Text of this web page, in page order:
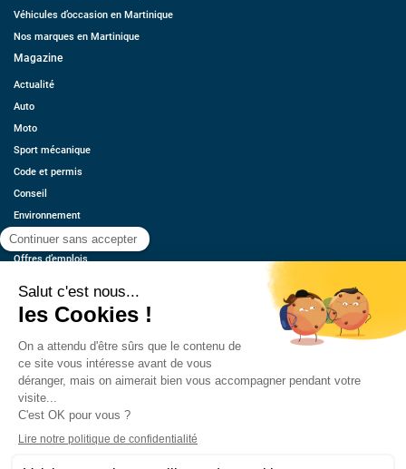
Véhicules d’occasion en Martinique
Nos marques en Martinique
Magazine
Actualité
Auto
Moto
Sport mécanique
Code et permis
Conseil
Environnement
Économie
Offres d’emplois
Contact
Estimez votre voiture
Mentions légales
CGU